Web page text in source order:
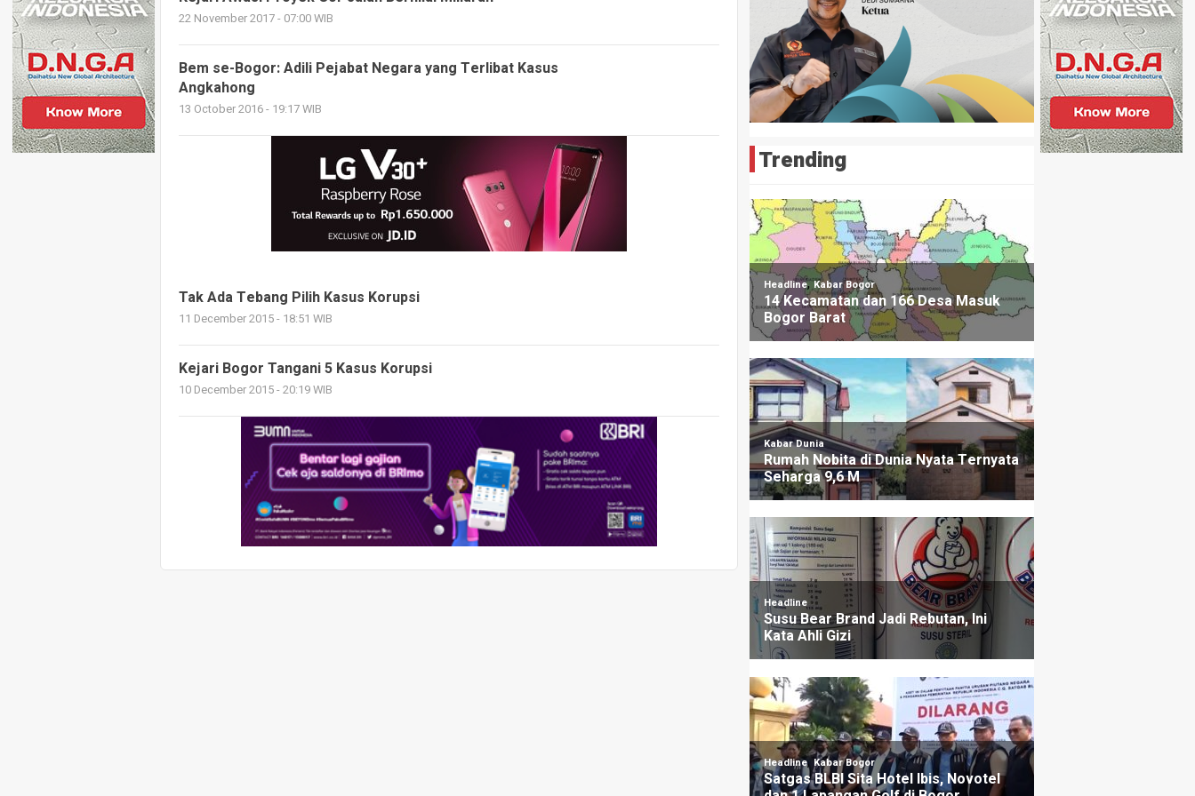
22 November 2017 - 07:00 WIB
Bem se-Bogor: Adili Pejabat Negara yang Terlibat Kasus
Angkahong
13 October 2016 - 19:17 WIB
Tak Ada Tebang Pilih Kasus Korupsi
11 December 2015 - 18:51 WIB
Kejari Bogor Tangani 5 Kasus Korupsi
10 December 2015 - 20:19 WIB
Trending